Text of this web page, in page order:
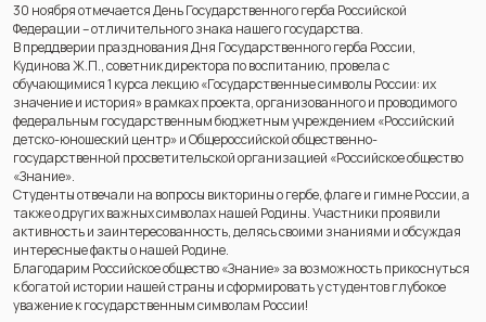
30 ноября отмечается День Государственного герба Российской
Федерации – отличительного знака нашего государства.
В преддверии празднования Дня Государственного герба России,
Кудинова Ж.П., советник директора по воспитанию, провела с
обучающимися 1 курса лекцию «Государственные символы России: их
значение и история» в рамках проекта, организованного и проводимого
федеральным государственным бюджетным учреждением «Российский
детско-юношеский центр» и Общероссийской общественно-
государственной просветительской организацией «Российское общество
«Знание».
Студенты отвечали на вопросы викторины о гербе, флаге и гимне России, а
также о других важных символах нашей Родины. Участники проявили
активность и заинтересованность, делясь своими знаниями и обсуждая
интересные факты о нашей Родине.
Благодарим Российское общество «Знание» за возможность прикоснуться
к богатой истории нашей страны и сформировать у студентов глубокое
уважение к государственным символам России!